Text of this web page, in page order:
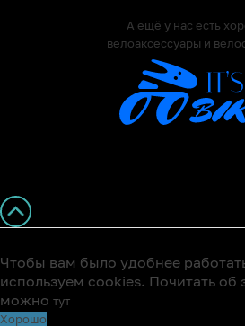
А ещё у нас есть
велоаксессуары и
Чтобы вам было удобнее
используем cookies. Почитать об
можно тут
Хорошо